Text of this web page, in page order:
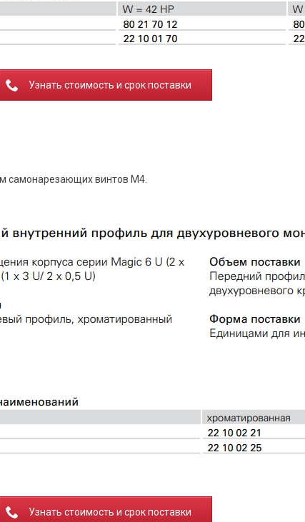
Узнать стоимость и срок поставки
самонарезающих винтов М4.
Узнать стоимость и срок поставки